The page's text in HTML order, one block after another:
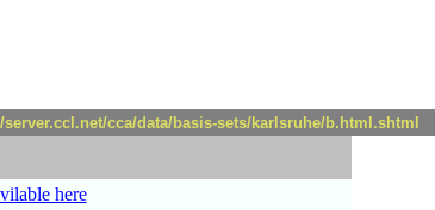
server.ccl.net/cca/data/basis-sets/karlsruhe/b.html.shtml
here